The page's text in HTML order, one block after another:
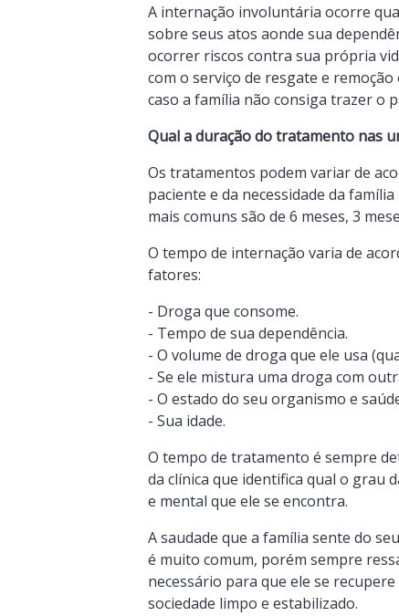
A internação involuntária ocorre
sobre seus atos aonde sua
ocorrer riscos contra sua própria
com o serviço de resgate e
caso a família não consiga trazer o
Qual a duração do tratamento nas
Os tratamentos podem variar de
paciente e da necessidade da
mais comuns são de 6 meses, 3
O tempo de internação varia de
fatores:
- Droga que consome.
- Tempo de sua dependência.
- O volume de droga que ele usa
- Se ele mistura uma droga com
- O estado do seu organismo e
- Sua idade.
O tempo de tratamento é sempre
da clínica que identifica qual o grau
e mental que ele se encontra.
A saudade que a família sente do
é muito comum, porém sempre
necessário para que ele se
sociedade limpo e estabilizado.